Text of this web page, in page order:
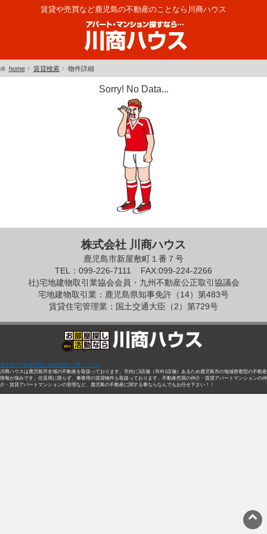
賃貸や売買など鹿児島の不動産のことなら川商ハウス
home 賃貸検索 物件詳細
Sorry! No Data...
株式会社 川商ハウス
鹿児島市新屋敷町１番７号
TEL：099-226-7111
FAX:099-224-2266
社)宅地建物取引業協会会員・九州不動産公正取引協議会
宅地建物取引業：鹿児島県知事免許（14）第483号
賃貸住宅管理業：国土交通大臣（2）第729号
鹿児島の不動産情報は地域密着の川商ハウスへ
川商ハウスは鹿児島市全域の不動産を取扱っております。市内に3店舗（市外1店舗）あるため鹿児島市の地域密着型の不動産
情報が強みです。住居用に限らず、事業用の賃貸物件も取扱っております。不動産売買の仲介・賃貸アパートマンションの仲
介・賃貸アパートマンションの管理など、鹿児島の不動産に関する事ならなんでもお任せ下さい！！